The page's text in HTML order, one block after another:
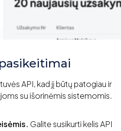
API, kad jį būtų patogiau ir
su išorinėmis sistemomis.
Galite susikurti kelis API